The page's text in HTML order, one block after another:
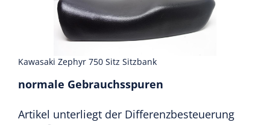
Kawasaki Zephyr 750 Sitz Sitzbank
normale Gebrauchsspuren
Artikel unterliegt der Differenzbesteuerung